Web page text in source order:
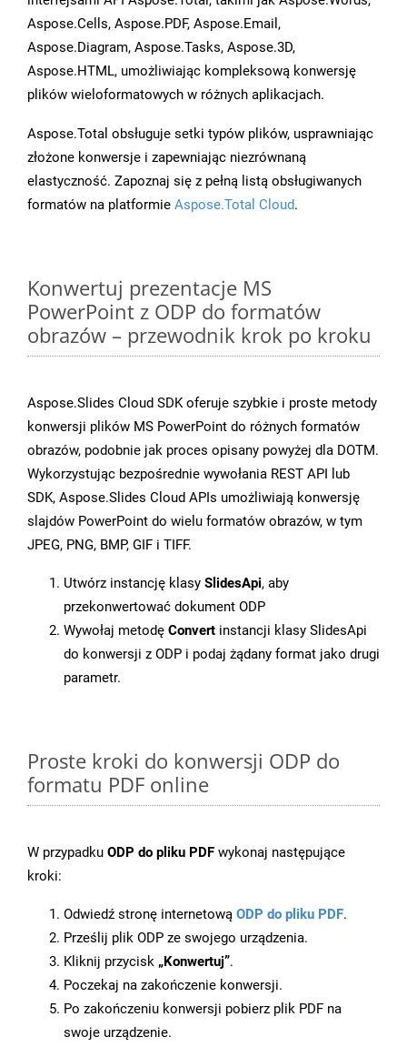
Aspose.Cells, Aspose.PDF, Aspose.Email,
Aspose.Diagram, Aspose.Tasks, Aspose.3D,
Aspose.HTML, umożliwiając kompleksową konwersję
plików wieloformatowych w różnych aplikacjach.
Aspose.Total obsługuje setki typów plików, usprawniając
złożone konwersje i zapewniając niezrównaną
elastyczność. Zapoznaj się z pełną listą obsługiwanych
formatów na platformie Aspose.Total Cloud.
Konwertuj prezentacje MS
PowerPoint z ODP do formatów
obrazów – przewodnik krok po kroku
Aspose.Slides Cloud SDK oferuje szybkie i proste metody
konwersji plików MS PowerPoint do różnych formatów
obrazów, podobnie jak proces opisany powyżej dla DOTM.
Wykorzystując bezpośrednie wywołania REST API lub
SDK, Aspose.Slides Cloud APIs umożliwiają konwersję
slajdów PowerPoint do wielu formatów obrazów, w tym
JPEG, PNG, BMP, GIF i TIFF.
Utwórz instancję klasy SlidesApi, aby
przekonwertować dokument ODP
Wywołaj metodę Convert instancji klasy SlidesApi
do konwersji z ODP i podaj żądany format jako drugi
parametr.
Proste kroki do konwersji ODP do
formatu PDF online
W przypadku ODP do pliku PDF wykonaj następujące
kroki:
Odwiedź stronę internetową ODP do pliku PDF.
Prześlij plik ODP ze swojego urządzenia.
Kliknij przycisk „Konwertuj”.
Poczekaj na zakończenie konwersji.
Po zakończeniu konwersji pobierz plik PDF na
swoje urządzenie.